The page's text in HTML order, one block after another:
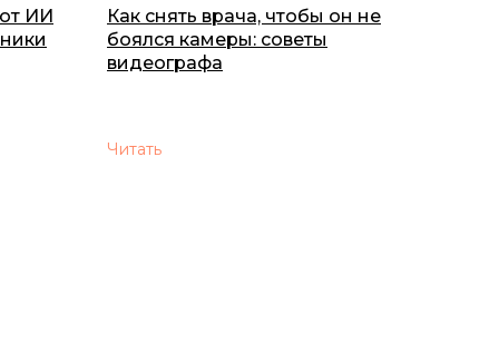
ИИ
Как снять врача, чтобы он не
боялся камеры: советы
видеографа
Читать